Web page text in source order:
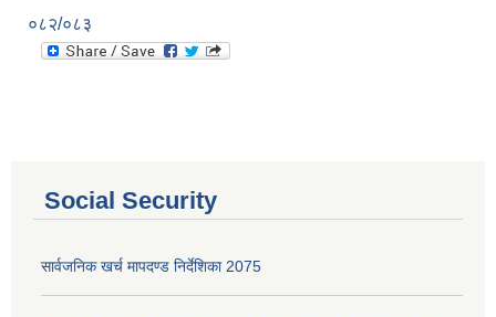
०८२/०८३
Social Security
सार्वजनिक खर्च मापदण्ड निर्देशिका 2075